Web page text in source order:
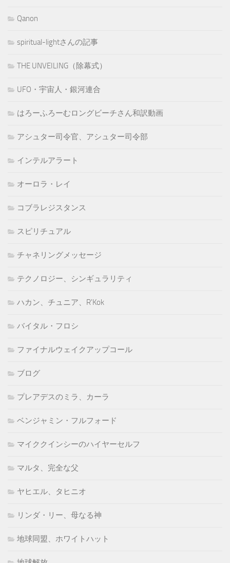
Qanon
spiritual-lightさんの記事
THE UNVEILING（除幕式）
UFO・宇宙人・銀河連合
はろーふろーむロングビーチさん和訳動画
アシュター司令官、アシュター司令部
インテルアラート
オーロラ・レイ
コブラレジスタンス
スピリチュアル
チャネリングメッセージ
テクノロジー、シンギュラリティ
ハカン、チュニア、R'Kok
バイタル・フロシ
ファイナルウェイクアップコール
ブログ
プレアデスのミラ、カーラ
ベンジャミン・フルフォード
マイククインシーのハイヤーセルフ
マルタ、完全な父
ヤヒエル、タヒニオ
リンダ・リー、母なる神
地球同盟、ホワイトハット